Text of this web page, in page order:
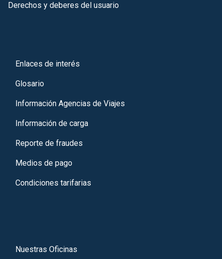
Derechos y deberes del usuario
Enlaces de interés
Glosario
Información Agencias de Viajes
Información de carga
Reporte de fraudes
Medios de pago
Condiciones tarifarias
Nuestras Oficinas